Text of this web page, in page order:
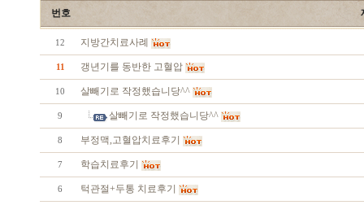
번호
12 지방간치료사례
11 갱년기를 동반한 고혈압
10 살빼기로 작정했습니당^^
9 살빼기로 작정했습니당^^
8 부정맥,고혈압치료후기
7 학습치료후기
6 턱관절+두통 치료후기